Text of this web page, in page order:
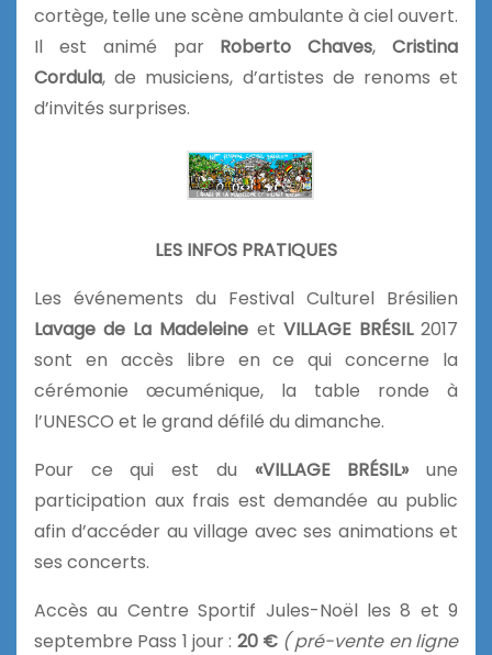
cortège, telle une scène ambulante à ciel ouvert.
Il est animé parRoberto Chaves,Cristina
Cordula, de musiciens, d’artistes de renoms et
d’invités surprises.
LES INFOS PRATIQUES
Les événements du Festival Culturel Brésilien
Lavage de La Madeleine et VILLAGE BRÉSIL2017
sont en accès libre en ce qui concerne la
cérémonie œcuménique, la table ronde à
l’UNESCO et le grand défilé du dimanche.
Pour ce qui est du «VILLAGE BRÉSIL»une
participation aux frais est demandée au public
afin d’accéder au village avec ses animations et
ses concerts.
Accès au Centre Sportif Jules-Noël les 8 et 9
septembre Pass 1 jour : 20 € ( pré-vente en ligne